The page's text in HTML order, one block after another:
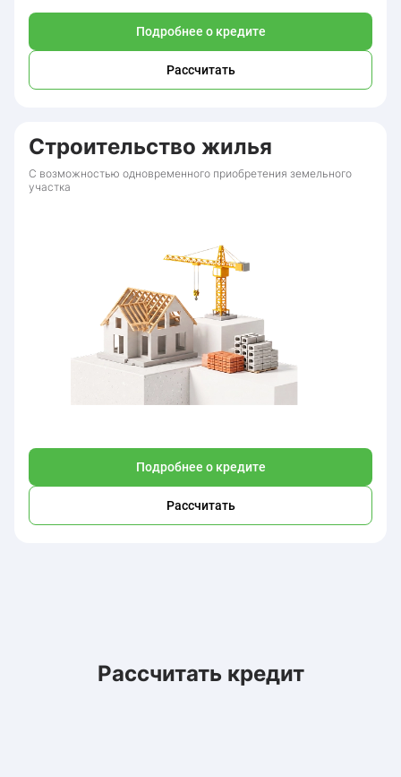
Подробнее о кредите
Рассчитать
Строительство жилья
С возможностью одновременного приобретения земельного
участка
Подробнее о кредите
Рассчитать
Рассчитать кредит